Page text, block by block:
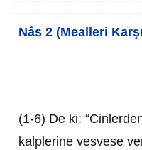
Nâs 2 (Mealleri
(1-6) De ki:
kalplerine vesvese